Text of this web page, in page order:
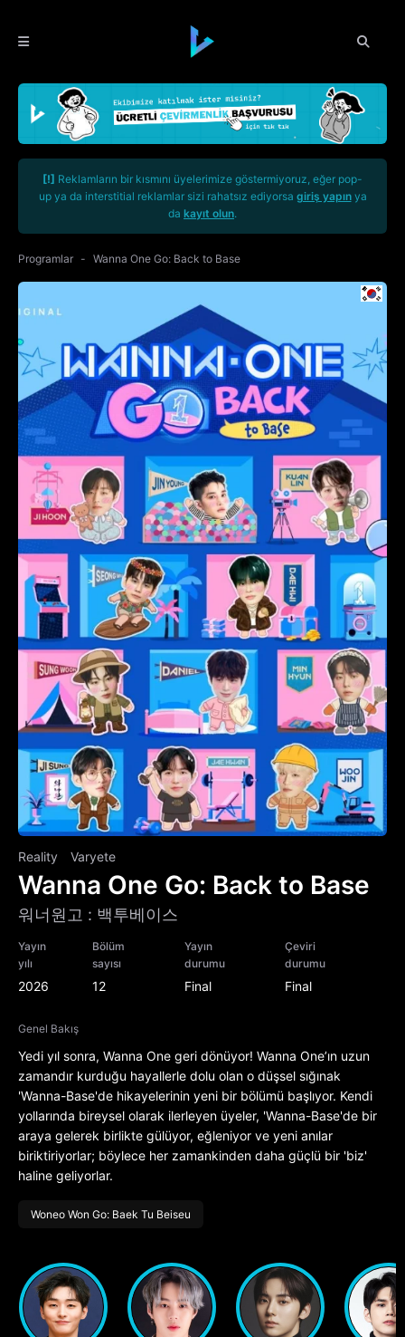
[!] Reklamların bir kısmını üyelerimize göstermiyoruz, eğer pop-
up ya da interstitial reklamlar sizi rahatsız ediyorsa giriş yapınya
da kayıt olun.
Programlar Wanna One Go: Back to Base
Reality Varyete
Wanna One Go: Back to Base
워너원고 : 백투베이스
Yayın
yılı
2026
Bölüm
sayısı
12
Yayın
durumu
Final
Çeviri
durumu
Final
Genel Bakış
Yedi yıl sonra, Wanna One geri dönüyor! Wanna One’ın uzun
zamandır kurduğu hayallerle dolu olan o düşsel sığınak
'Wanna-Base'de hikayelerinin yeni bir bölümü başlıyor. Kendi
yollarında bireysel olarak ilerleyen üyeler, 'Wanna-Base'de bir
araya gelerek birlikte gülüyor, eğleniyor ve yeni anılar
biriktiriyorlar; böylece her zamankinden daha güçlü bir 'biz'
haline geliyorlar.
Woneo Won Go: Baek Tu Beiseu